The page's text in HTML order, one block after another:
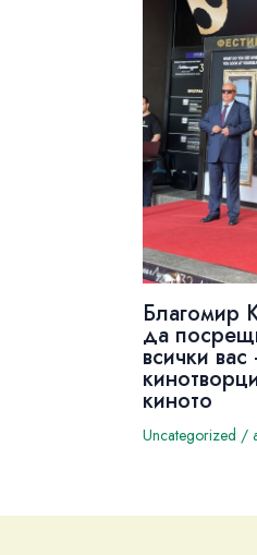
Благомир
да
всички
киното
Uncategorized /